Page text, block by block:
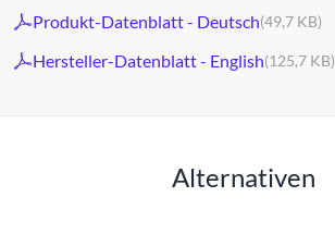
Produkt-Datenblatt - Deutsch(49,7 KB)
Hersteller-Datenblatt - English(125,7 KB)
Alternativen